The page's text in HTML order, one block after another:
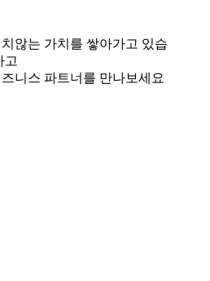
않는 가치를 쌓아가고 있습
고
니스 파트너를 만나보세요